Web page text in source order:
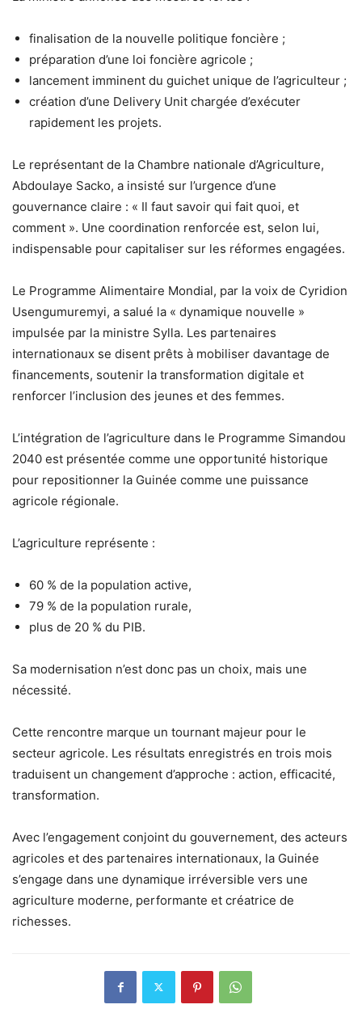
finalisation de la nouvelle politique foncière ;
préparation d’une loi foncière agricole ;
lancement imminent du guichet unique de l’agriculteur ;
création d’une Delivery Unit chargée d’exécuter
rapidement les projets.
Le représentant de la Chambre nationale d’Agriculture,
Abdoulaye Sacko, a insisté sur l’urgence d’une
gouvernance claire : « Il faut savoir qui fait quoi, et
comment ». Une coordination renforcée est, selon lui,
indispensable pour capitaliser sur les réformes engagées.
Le Programme Alimentaire Mondial, par la voix de Cyridion
Usengumuremyi, a salué la « dynamique nouvelle »
impulsée par la ministre Sylla. Les partenaires
internationaux se disent prêts à mobiliser davantage de
financements, soutenir la transformation digitale et
renforcer l’inclusion des jeunes et des femmes.
L’intégration de l’agriculture dans le Programme Simandou
2040 est présentée comme une opportunité historique
pour repositionner la Guinée comme une puissance
agricole régionale.
L’agriculture représente :
60 % de la population active,
79 % de la population rurale,
plus de 20 % du PIB.
Sa modernisation n’est donc pas un choix, mais une
nécessité.
Cette rencontre marque un tournant majeur pour le
secteur agricole. Les résultats enregistrés en trois mois
traduisent un changement d’approche : action, efficacité,
transformation.
Avec l’engagement conjoint du gouvernement, des acteurs
agricoles et des partenaires internationaux, la Guinée
s’engage dans une dynamique irréversible vers une
agriculture moderne, performante et créatrice de
richesses.